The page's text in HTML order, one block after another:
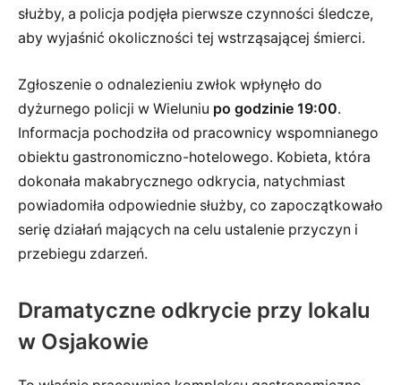
służby, a policja podjęła pierwsze czynności śledcze,
aby wyjaśnić okoliczności tej wstrząsającej śmierci.
Zgłoszenie o odnalezieniu zwłok wpłynęło do
dyżurnego policji w Wieluniu po godzinie 19:00.
Informacja pochodziła od pracownicy wspomnianego
obiektu gastronomiczno-hotelowego. Kobieta, która
dokonała makabrycznego odkrycia, natychmiast
powiadomiła odpowiednie służby, co zapoczątkowało
serię działań mających na celu ustalenie przyczyn i
przebiegu zdarzeń.
Dramatyczne odkrycie przy lokalu
w Osjakowie